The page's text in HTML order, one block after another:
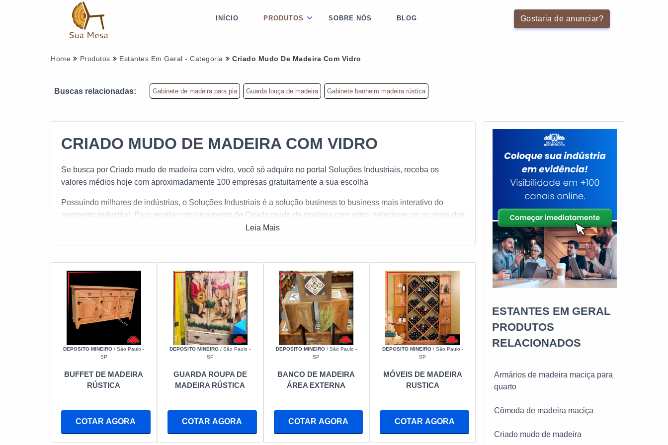
Gostaria de anunciar?
INÍCIO PRODUTOS SOBRE NÓS BLOG
Home Produtos Estantes Em Geral - Categoria Criado Mudo De Madeira Com Vidro
Buscas relacionadas: Gabinete de madeira para pia Guarda louça de madeira Gabinete banheiro madeira rústica
CRIADO MUDO DE MADEIRA COM VIDRO
Se busca por Criado mudo de madeira com vidro, você só adquire no portal Soluções Industriais, receba os
valores médios hoje com aproximadamente 100 empresas gratuitamente a sua escolha
Possuindo milhares de indústrias, o Soluções Industriais é a solução business to business mais interativo do
segmento industrial. Para receber um orçamento de Criado mudo de madeira com vidro, selecione um ou mais dos
Leia Mais
DEPOSITO MINEIRO / São Paulo -
SP
BUFFET DE MADEIRA
RÚSTICA
COTAR AGORA
DEPOSITO MINEIRO / São Paulo -
SP
GUARDA ROUPA DE
MADEIRA RÚSTICA
COTAR AGORA
DEPOSITO MINEIRO/ São Paulo -
SP
BANCO DE MADEIRA
ÁREA EXTERNA
COTAR AGORA
DEPOSITO MINEIRO/ São Paulo -
SP
MÓVEIS DE MADEIRA
RUSTICA
COTAR AGORA
ESTANTES EM GERAL
PRODUTOS
RELACIONADOS
Armários de madeira maciça para
quarto
Cômoda de madeira maciça
Criado mudo de madeira